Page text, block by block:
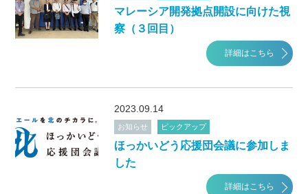
マレーシア開発拠点開設に向けた視
察（３回目）
詳細はこちら
2023.09.14
お知らせ ピックアップ
ほっかいどう応援団会議に参加しま
した
詳細はこちら